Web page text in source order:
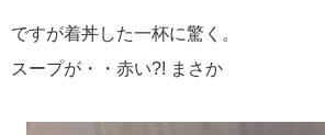
ですが着丼した一杯に驚く。
スープが・・赤い?! まさか